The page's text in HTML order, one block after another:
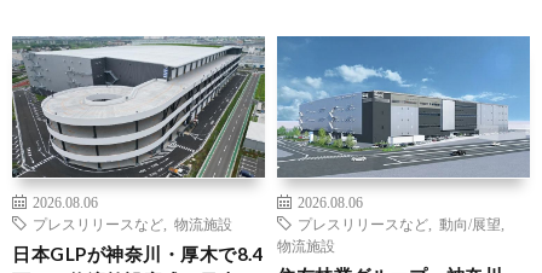
2026.08.06
プレスリリースなど
物流施設
日本GLPが神奈川・厚木で8.4
2026.08.06
プレスリリースなど
動向/展望
物流施設